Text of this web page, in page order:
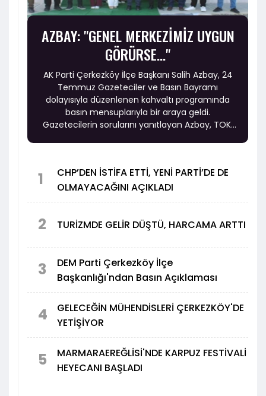
AZBAY: "GENEL MERKEZİMİZ UYGUN
GÖRÜRSE..."
AK Parti Çerkezköy İlçe Başkanı Salih Azbay, 24
Temmuz Gazeteciler ve Basın Bayramı
dolayısıyla düzenlenen kahvaltı programında
basın mensuplarıyla bir araya geldi.
Gazetecilerin sorularını yanıtlayan Azbay, TOKİ
değerlendirmelerde bulundu.
1
CHP’DEN İSTİFA ETTİ, YENİ PARTİ’DE DE
OLMAYACAĞINI AÇIKLADI
2 TURİZMDE GELİR DÜŞTÜ, HARCAMA ARTTI
3
DEM Parti Çerkezköy İlçe
Başkanlığı'ndan Basın Açıklaması
4
GELECEĞİN MÜHENDİSLERİ ÇERKEZKÖY'DE
YETİŞİYOR
5
MARMARAEREĞLİSİ'NDE KARPUZ FESTİVALİ
HEYECANI BAŞLADI